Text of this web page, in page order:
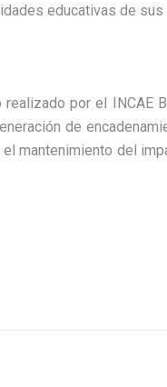
educativas de
por el
de
mantenimiento del